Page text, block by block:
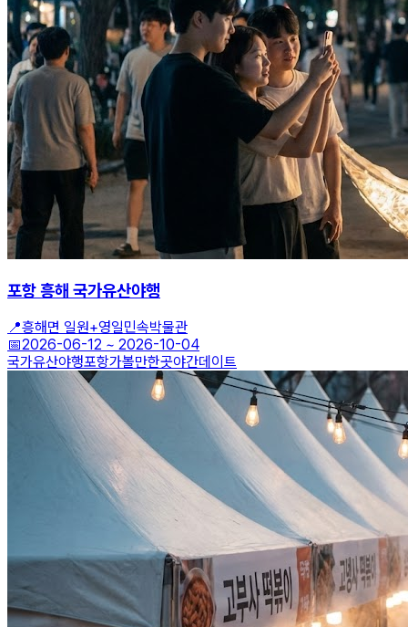
포항 흥해 국가유산야행
📍흥해면 일원+영일민속박물관
📅2026-06-12 ~ 2026-10-04
국가유산야행포항가볼만한곳야간데이트